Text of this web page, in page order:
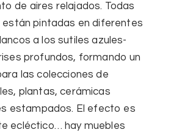
de aires relajados. Todas
están pintadas en diferentes
a los sutiles azules-
profundos, formando un
las colecciones de
plantas,cerámicas
estampados. El efecto es
ecléctico… hay muebles